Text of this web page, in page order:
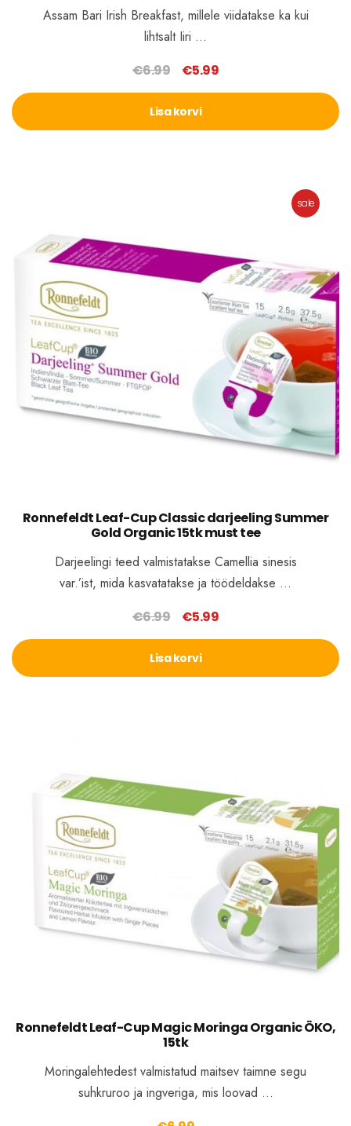
Assam Bari Irish Breakfast, millele viidatakse ka kui
lihtsalt Iiri …
€6.99
Algne
hind
oli:
€6.99.
€5.99
hind
€5.99.
Lisa korvi
sale
Ronnefeldt Leaf-Cup Classic darjeeling Summer
Gold Organic 15tk must tee
Darjeelingi teed valmistatakse Camellia sinesis
var.’ist, mida kasvatatakse ja töödeldakse …
€6.99
Algne
hind
oli:
€6.99.
€5.99
hind
€5.99.
Lisa korvi
Ronnefeldt Leaf-Cup Magic Moringa Organic ÖKO,
15tk
Moringalehtedest valmistatud maitsev taimne segu
suhkruroo ja ingveriga, mis loovad …